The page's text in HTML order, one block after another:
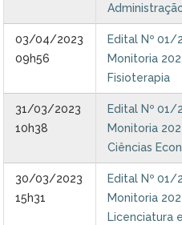
Ministério dos Direitos Humanos
Secretaria-Geral da Presidência da
Gabinete de Segurança Institucional
Advocacia-Geral da União
03/04/2023
09h56
Edital Nº 01/
Monitoria
Fisioterapia
31/03/2023
10h38
Edital Nº 01/
Monitoria
Ciências
30/03/2023
15h31
Edital Nº 01/
Monitoria
Licenciatura